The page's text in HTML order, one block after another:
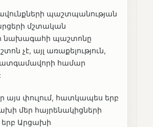
պաշտպանության
մշտական
նախագահի պաշտոնը
չէ, այլ առաքելություն,
համար
այս փուլում, հատկապես երբ
մեր հայրենակիցների
Արցախի